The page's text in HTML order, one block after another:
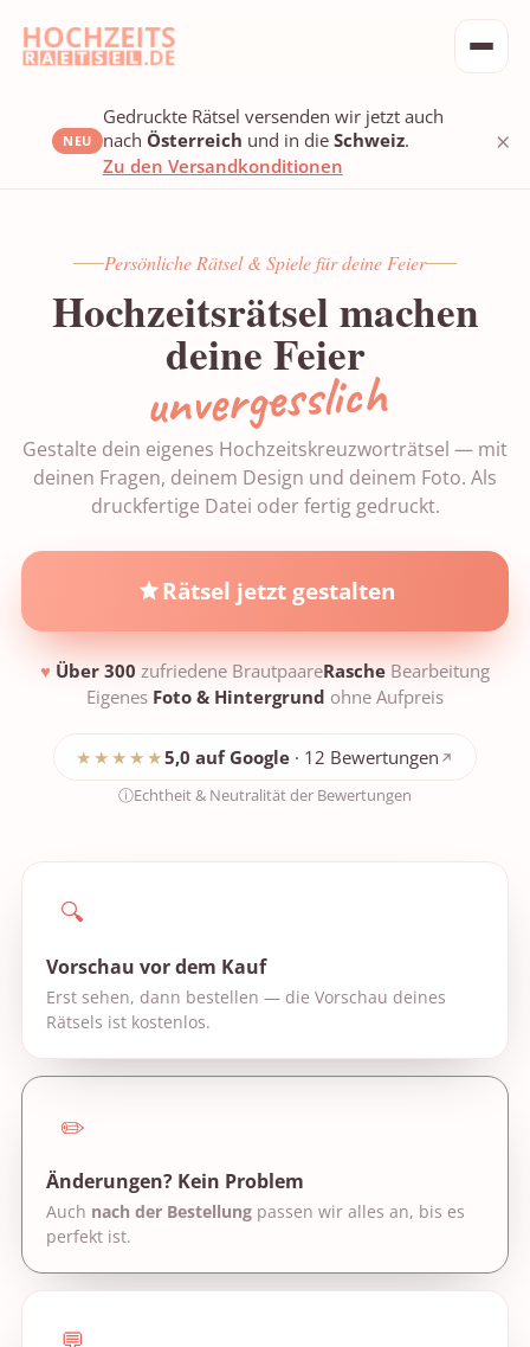
NEU
Gedruckte Rätsel versenden wir jetzt auch
nach Österreich und in die Schweiz.
Zu den Versandkonditionen
×
Persönliche Rätsel & Spiele für deine Feier
Hochzeitsrätsel machen
deine Feier
unvergesslich
Gestalte dein eigenes Hochzeitskreuzworträtsel — mit
deinen Fragen, deinem Design und deinem Foto. Als
druckfertige Datei oder fertig gedruckt.
Rätsel jetzt gestalten
♥ Über 300 zufriedene BrautpaareRasche Bearbeitung
Eigenes Foto & Hintergrund ohne Aufpreis
★★★★★5,0 auf Google · 12 Bewertungen
Echtheit & Neutralität der Bewertungen
🔍
Vorschau vor dem Kauf
Erst sehen, dann bestellen — die Vorschau deines
Rätsels ist kostenlos.
✏️
Änderungen? Kein Problem
Auch nach der Bestellung passen wir alles an, bis es
perfekt ist.